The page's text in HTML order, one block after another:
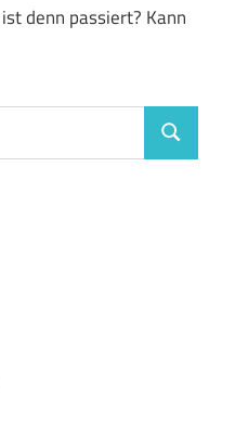
denn passiert? Kann